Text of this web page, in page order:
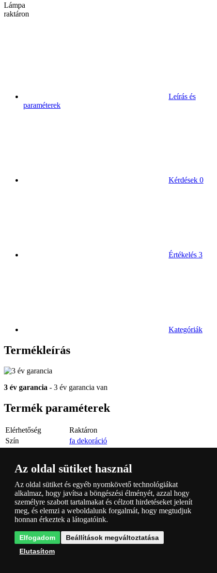
Lámpa
raktáron
Leírás és
paraméterek
Kérdések 0
Értékelés 3
Kategóriák
Termékleírás
3 év garancia - 3 év garancia van
Termék paraméterek
Elérhetőség
Raktáron
Szín
fa dekoráció
Izzó/forrás
mellékelve
Borító
IP20
Átmérő [mm]
230
Magasság [mm]
1570
Feszültség
230V
Max.
energiafogyasztás
1x60W
Az oldal sütiket használ
Az oldal sütiket és egyéb nyomkövető technológiákat
alkalmaz, hogy javítsa a böngészési élményét, azzal hogy
személyre szabott tartalmakat és célzott hirdetéseket jelenít
meg, és elemzi a weboldalunk forgalmát, hogy megtudjuk
honnan érkeztek a látogatóink.
Elfogadom
Beállítások megváltoztatása
Elutasítom